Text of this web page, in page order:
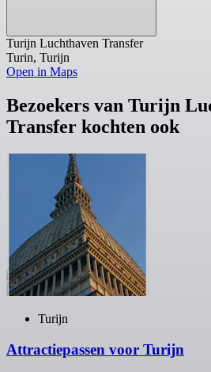
Turijn Luchthaven Transfer
Turin, Turijn
Open in Maps
Bezoekers van Turijn
Transfer kochten ook
Turijn
Attractiepassen voor Turijn